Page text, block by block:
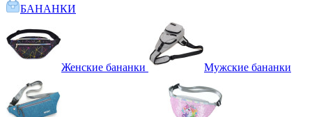
БАНАНКИ
Женские бананки Мужские бананки